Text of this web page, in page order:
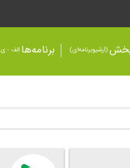
(آرشیو‌برنامه‌ای) برنامه‌ها الف - ی